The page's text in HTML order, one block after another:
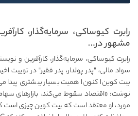
رابرت کیوساکی، سرمایه‌گذار،
مشهور در...
رابرت کیوساکی، سرمایه‌گذار، کارآفرین و
سواد مالی، "پدر پولدار، پدر فقیر" در توییت
بیت‌کوین اکنون اهمیت بسیار بیشتری پیدا
نوشت: «اقتصاد سقوط می‌کند، بازارهای
مورد، او معتقد است که بیت کوین چیزی